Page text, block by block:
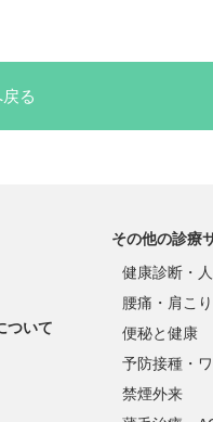
る
ついて
その他の診療
健康診断・
腰痛・肩こ
便秘と健康
予防接種・
禁煙外来